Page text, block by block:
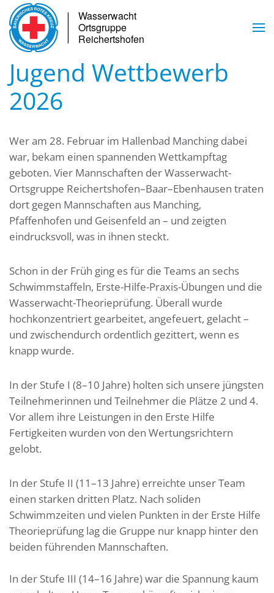
Skip to main content
Jugend Wettbewerb
2026
Wer am 28. Februar im Hallenbad Manching dabei
war, bekam einen spannenden Wettkampftag
geboten. Vier Mannschaften der Wasserwacht-
Ortsgruppe Reichertshofen–Baar–Ebenhausen traten
dort gegen Mannschaften aus Manching,
Pfaffenhofen und Geisenfeld an – und zeigten
eindrucksvoll, was in ihnen steckt.
Schon in der Früh ging es für die Teams an sechs
Schwimmstaffeln, Erste-Hilfe-Praxis-Übungen und die
Wasserwacht-Theorieprüfung. Überall wurde
hochkonzentriert gearbeitet, angefeuert, gelacht –
und zwischendurch ordentlich gezittert, wenn es
knapp wurde.
In der Stufe I (8–10 Jahre) holten sich unsere jüngsten
Teilnehmerinnen und Teilnehmer die Plätze 2 und 4.
Vor allem ihre Leistungen in den Erste Hilfe
Fertigkeiten wurden von den Wertungsrichtern
gelobt.
In der Stufe II (11–13 Jahre) erreichte unser Team
einen starken dritten Platz. Nach soliden
Schwimmzeiten und vielen Punkten in der Erste Hilfe
Theorieprüfung lag die Gruppe nur knapp hinter den
beiden führenden Mannschaften.
In der Stufe III (14–16 Jahre)war die Spannung kaum